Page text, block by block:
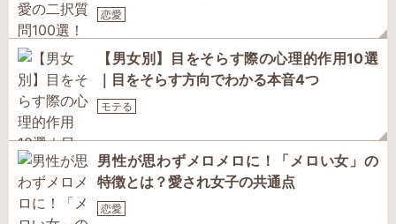
恋愛
【男女別】目をそらす際の心理的作用10選
｜目をそらす方向でわかる本音4つ
モテる
男性が思わずメロメロに！「メロい女」の
特徴とは？愛され女子の共通点
恋愛